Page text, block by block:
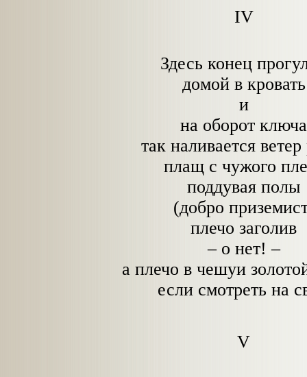
IV
Здесь конец
домой в кровать
и
на оборот ключа
так наливается ветер
плащ с чужого
поддувая полы
(добро
плечо заголив
– о нет! –
а плечо в чешуи
если смотреть на
V